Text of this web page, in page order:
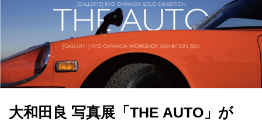
大和田良 写真展「THE AUTO」が